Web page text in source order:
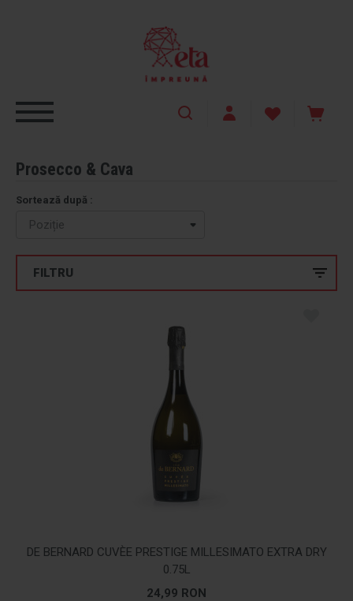
Prosecco & Cava
Sortează după :
FILTRU
DE BERNARD CUVÈE PRESTIGE MILLESIMATO EXTRA DRY
0.75L
24,99 RON